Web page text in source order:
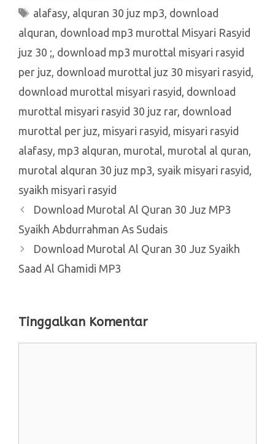
Tag
alafasy, alquran 30 juz mp3 download
alquran download mp3 murottal Misyari Rasyid
juz 30 ; download mp3 murottal misyari rasyid
per juz download murottal juz 30 misyari rasyid
download murottal misyari rasyid download
murottal misyari rasyid 30 juz rar, download
murottal per juz misyari rasyid misyari rasyid
alafasy mp3 alquran murotal murotal al quran
murotal alquran 30 juz mp3 syaik misyari rasyid
syaikh misyari rasyid
Download Murotal Al Quran 30 Juz MP3
Syaikh Abdurrahman As Sudais
Download Murotal Al Quran 30 Juz Syaikh
Saad Al Ghamidi MP3
Tinggalkan Komentar